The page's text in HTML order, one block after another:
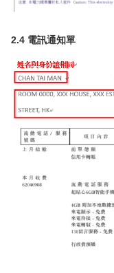
2.4 電訊通知單